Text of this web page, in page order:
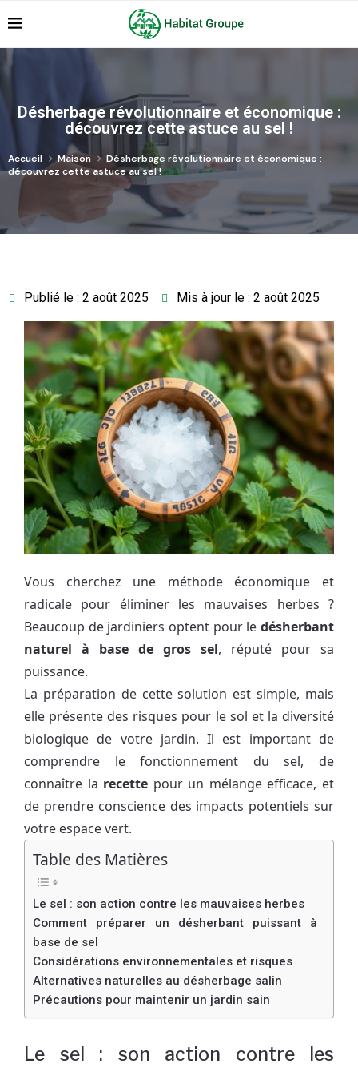
Désherbage révolutionnaire et économique :
découvrez cette astuce au sel !
Accueil Maison
Désherbage révolutionnaire et économique :
découvrez cette astuce au sel !
Publié le : 2 août 2025 Mis à jour le : 2 août 2025
Vous cherchez une méthode économique et
radicale pour éliminer les mauvaises herbes ?
Beaucoup de jardiniers optent pour le désherbant
naturel à base de gros sel, réputé pour sa
puissance.
La préparation de cette solution est simple, mais
elle présente des risques pour le sol et la diversité
biologique de votre jardin. Il est important de
comprendre le fonctionnement du sel, de
connaître la recette pour un mélange efficace, et
de prendre conscience des impacts potentiels sur
votre espace vert.
Table des Matières
Le sel : son action contre les mauvaises herbes
Comment préparer un désherbant puissant à
base de sel
Considérations environnementales et risques
Alternatives naturelles au désherbage salin
Précautions pour maintenir un jardin sain
Le sel : son action contre les